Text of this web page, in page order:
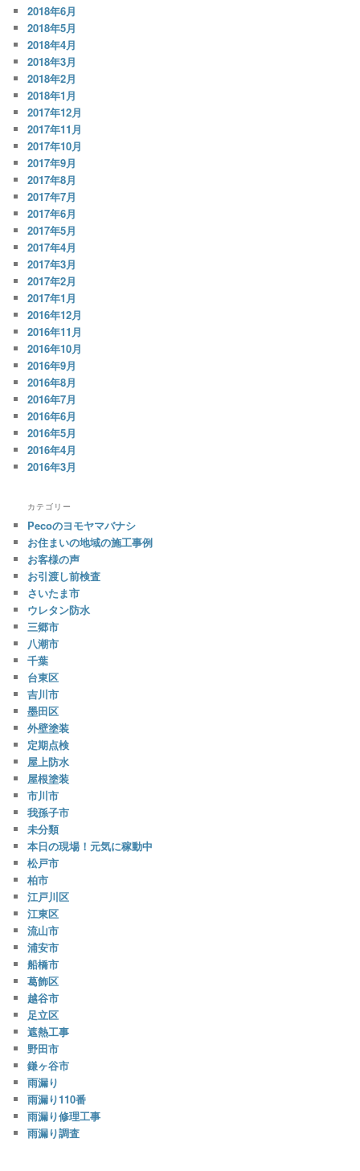
2018年6月
2018年5月
2018年4月
2018年3月
2018年2月
2018年1月
2017年12月
2017年11月
2017年10月
2017年9月
2017年8月
2017年7月
2017年6月
2017年5月
2017年4月
2017年3月
2017年2月
2017年1月
2016年12月
2016年11月
2016年10月
2016年9月
2016年8月
2016年7月
2016年6月
2016年5月
2016年4月
2016年3月
カテゴリー
Pecoのヨモヤマバナシ
お住まいの地域の施工事例
お客様の声
お引渡し前検査
さいたま市
ウレタン防水
三郷市
八潮市
千葉
台東区
吉川市
墨田区
外壁塗装
定期点検
屋上防水
屋根塗装
市川市
我孫子市
未分類
本日の現場！元気に稼動中
松戸市
柏市
江戸川区
江東区
流山市
浦安市
船橋市
葛飾区
越谷市
足立区
遮熱工事
野田市
鎌ヶ谷市
雨漏り
雨漏り110番
雨漏り修理工事
雨漏り調査